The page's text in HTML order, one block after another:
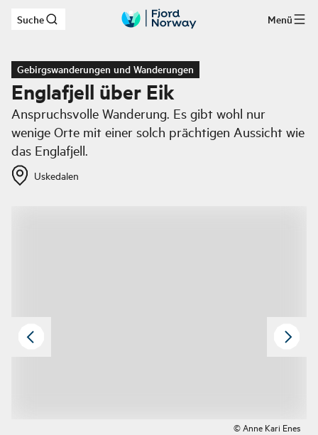
Zum Hauptinhalt
Suche Menü
Gebirgswanderungen und Wanderungen
Englafjell über Eik
Anspruchsvolle Wanderung. Es gibt wohl nur
wenige Orte mit einer solch prächtigen Aussicht wie
das Englafjell.
Uskedalen
© Anne Kari Enes